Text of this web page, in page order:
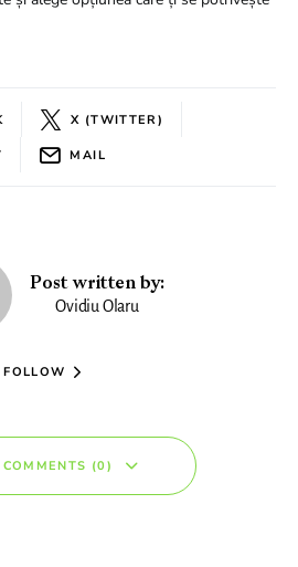
X (TWITTER)
MAIL
Post written by:
Ovidiu Olaru
FOLLOW
(0)